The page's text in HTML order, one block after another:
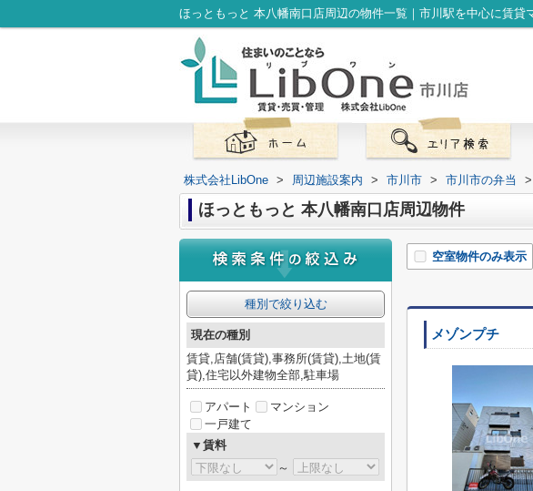
株式会社LibOne > 周辺施設案内 > 市川市 > 市川市の弁当 >
ほっともっと 本八幡南口店周辺物件
空室物件のみ表示
メゾンプチ
種別で絞り込む
現在の種別
賃貸,店舗(賃貸),事務所(賃貸),土地(賃
貸),住宅以外建物全部,駐車場
アパート
マンション
一戸建て
▼賃料
～